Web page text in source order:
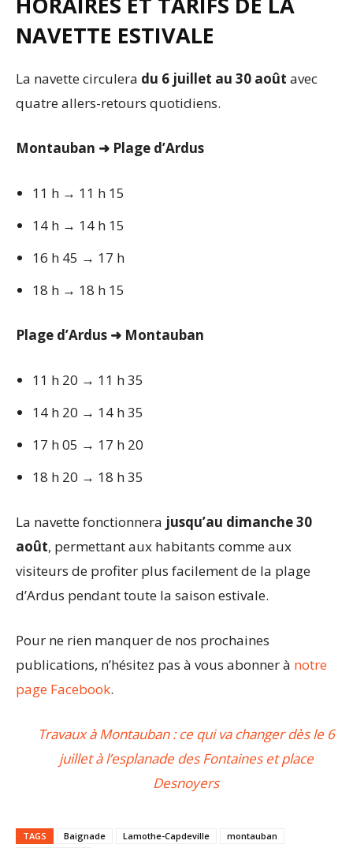
NAVETTE ESTIVALE
La navette circulera du 6 juillet au 30 août avec
quatre allers-retours quotidiens.
Montauban ➜ Plage d’Ardus
11 h → 11 h 15
14 h → 14 h 15
16 h 45 → 17 h
18 h → 18 h 15
Plage d’Ardus ➜ Montauban
11 h 20 → 11 h 35
14 h 20 → 14 h 35
17 h 05 → 17 h 20
18 h 20 → 18 h 35
La navette fonctionnera jusqu’au dimanche 30
août, permettant aux habitants comme aux
visiteurs de profiter plus facilement de la plage
d’Ardus pendant toute la saison estivale.
Pour ne rien manquer de nos prochaines
publications, n’hésitez pas à vous abonner à notre
page Facebook.
Travaux à Montauban : ce qui va changer dès le 6
juillet à l’esplanade des Fontaines et place
Desnoyers
TAGS Baignade Lamothe-Capdeville
montauban